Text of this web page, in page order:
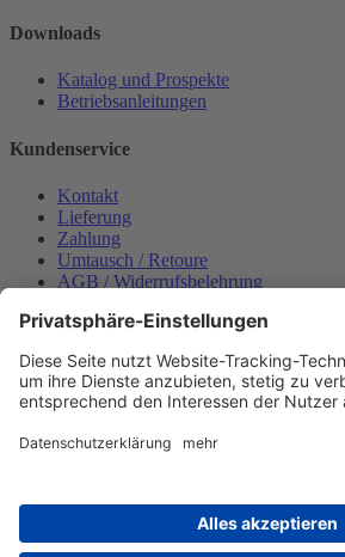
Downloads
Katalog und Prospekte
Betriebsanleitungen
Kundenservice
Kontakt
Lieferung
Zahlung
Umtausch / Retoure
AGB / Widerrufsbelehrung
Datenschutzerklärung
Bestellung widerrufen
Mein konto
Zahlungsmöglichkeiten